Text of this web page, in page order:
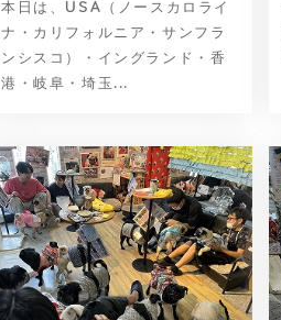
本日は、USA（ノースカロライ
ナ・カリフォルニア・サンフラ
ンシスコ）・イングランド・香
港・岐阜・埼玉...